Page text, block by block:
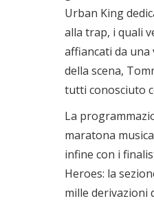
Urban King
alla trap, i quali
affiancati da una
della scena,
tutti conosciuto
La
maratona
infine con i
Heroes: la
mille derivazioni